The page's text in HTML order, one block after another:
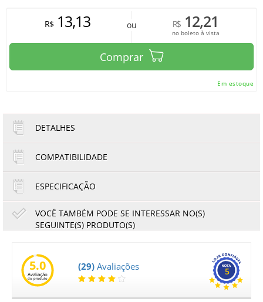
R$13,13 ou R$12,21
no boleto à vista
Comprar
Em estoque
DETALHES
COMPATIBILIDADE
ESPECIFICAÇÃO
VOCÊ TAMBÉM PODE SE INTERESSAR NO(S)
SEGUINTE(S) PRODUTO(S)
824,16 766,47
no boleto à vista
5.0
Avaliação
do produto
(29) Avaliações 5